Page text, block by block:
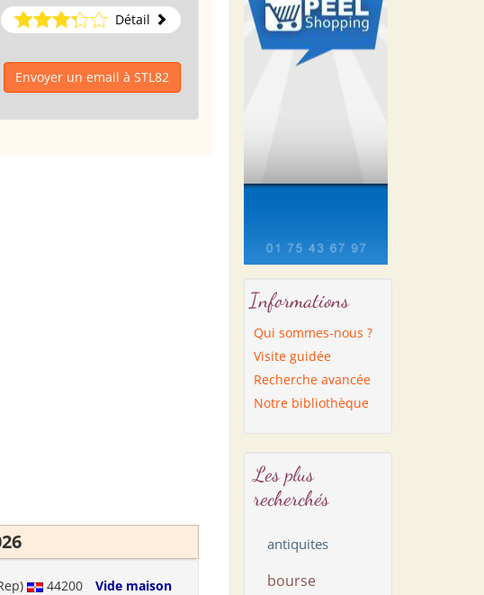
Détail
Envoyer un email à STL82
44200 Vide maison
Informations
Qui sommes-nous ?
Visite guidée
Recherche avancée
Notre bibliothèque
Les plus
recherchés
antiquites
bourse